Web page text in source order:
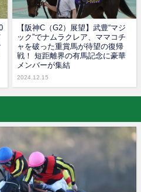
【阪神C（G2）展望】武豊“マジ
ック”でナムラクレア、ママコチ
ャを破った重賞馬が待望の復帰
戦！ 短距離界の有馬記念に豪華
メンバーが集結
2024.12.15